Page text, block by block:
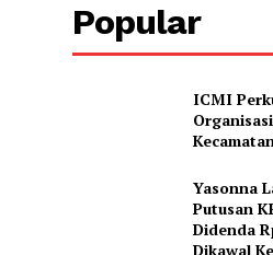
Popular
ICMI
Yasonna
Putusan
Didenda
Dikawal